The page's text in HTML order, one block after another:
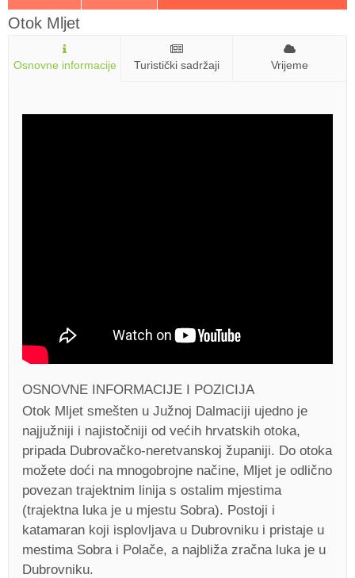
Otok Mljet
Osnovne informacije Turistički sadržaji Vrijeme
OSNOVNE INFORMACIJE I POZICIJA
Otok Mljet smešten u Južnoj Dalmaciji ujedno je
najjužniji i najistočniji od većih hrvatskih otoka,
pripada Dubrovačko-neretvanskoj županiji. Do otoka
možete doći na mnogobrojne načine, Mljet je odlično
povezan trajektnim linija s ostalim mjestima
(trajektna luka je u mjestu Sobra). Postoji i
katamaran koji isplovljava u Dubrovniku i pristaje u
mestima Sobra i Polače, a najbliža zračna luka je u
Dubrovniku.